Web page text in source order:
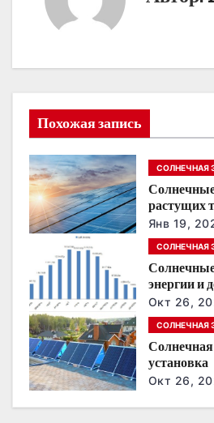
и
я
п
о
а
п
и
с
я
Похожая запись
СОЛНЕЧНАЯ
растущих
сохранить
Янв 19,
СОЛНЕЧНАЯ
энергии и
Окт 26,
СОЛНЕЧНАЯ
установка
Окт 26,